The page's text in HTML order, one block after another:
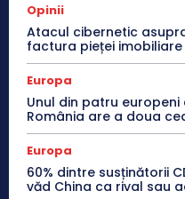
Opinii
Atacul cibernetic
factura pieței
Europa
Unul din patru
România are a doua
Europa
60% dintre susținătorii
văd China ca rival sau